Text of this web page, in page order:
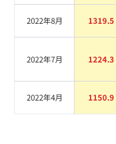
2022年8月 1319.5
2022年7月 1224.3
2022年4月 1150.9